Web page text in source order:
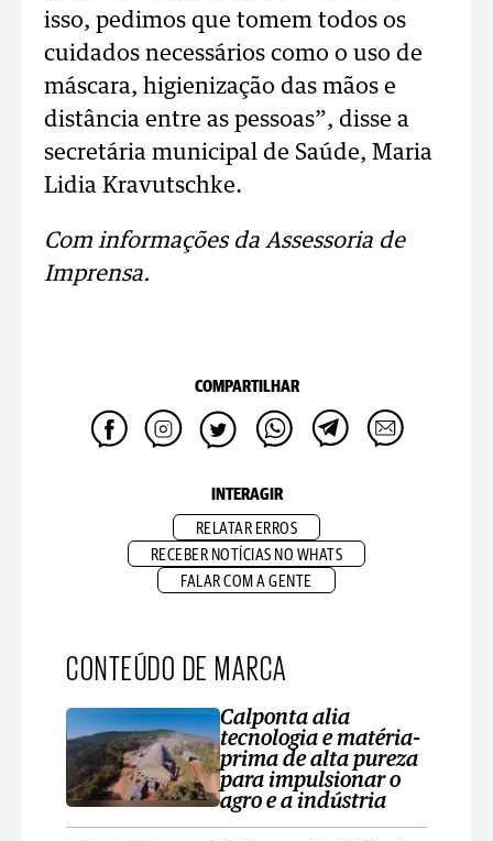
isso, pedimos que tomem todos os
cuidados necessários como o uso de
máscara, higienização das mãos e
distância entre as pessoas”, disse a
secretária municipal de Saúde, Maria
Lidia Kravutschke.
Com informações da Assessoria de
Imprensa.
COMPARTILHAR
INTERAGIR
RELATAR ERROS
RECEBER NOTÍCIAS NO WHATS
FALAR COM A GENTE
CONTEÚDO DE MARCA
Calponta alia
tecnologia e matéria-
prima de alta pureza
para impulsionar o
agro e a indústria